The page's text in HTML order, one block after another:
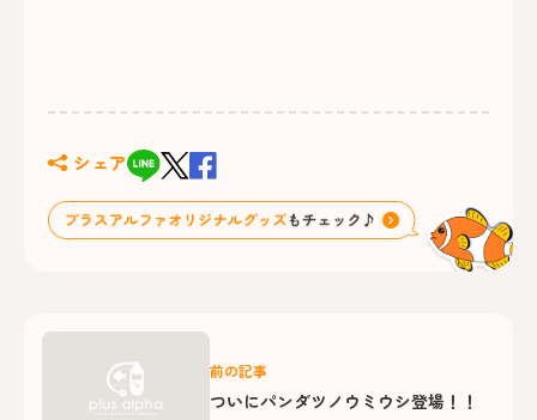
シェア
前の記事
ついにパンダツノウミウシ登場！！